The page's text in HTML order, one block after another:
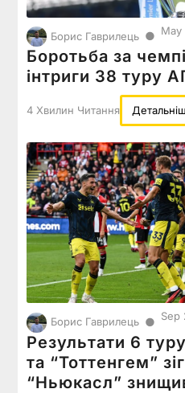
Борис Гаврилець ● May
Боротьба за
інтриги 38 туру
4 Хвилин Читання
Борис Гаврилець ● Sep
Результати 6
та “Тоттенгем”
“Ньюкасл”